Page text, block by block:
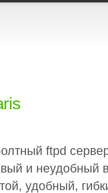
ftpd
и неудобный
удобный,